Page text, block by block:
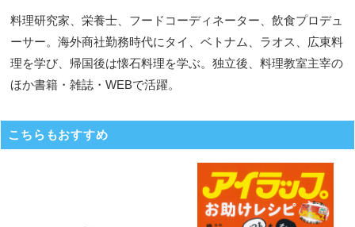
料理研究家、栄養士、フードコーディネーター、飲食プロデュ
ーサー。海外商社勤務時代にタイ、ベトナム、ラオス、広東料
理を学び、帰国後は懐石料理を学ぶ。独立後、料理教室主宰の
ほか書籍・雑誌・WEBで活躍。
こちらもおすすめ